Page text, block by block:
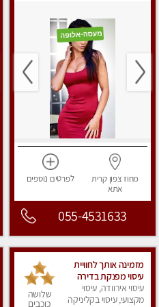
מחוז צפוןקרית
אתא
לפרטים נוספים
055-4531633
מזמינה אותך לחוויית
עיסוי מפנקת בדירה
פרטית Massage
עיסוי אירוודה, עיסוי
מקצועי, עיסוי בקליניקה
שלושה
כוכבים